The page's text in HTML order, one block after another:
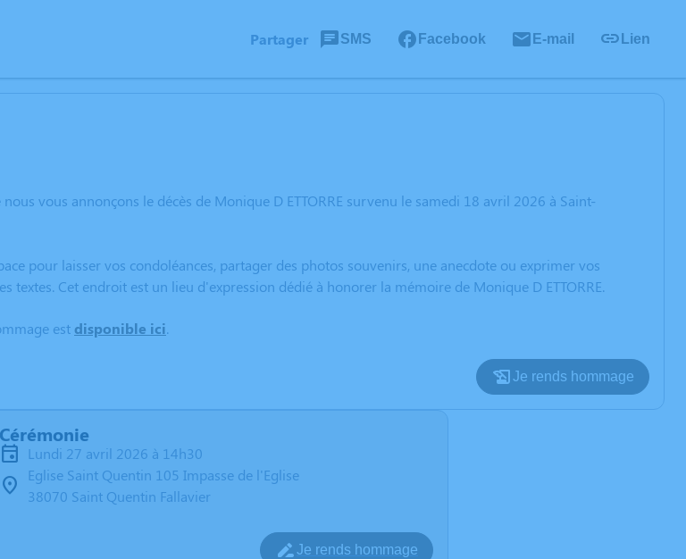
Partager SMS Facebook E-mail Lien
vous annonçons le décès de Monique D ETTORRE survenu le samedi 18 avril 2026 à Saint-
pour laisser vos condoléances, partager des photos souvenirs, une anecdote ou exprimer vos
textes. Cet endroit est un lieu d'expression dédié à honorer la mémoire de Monique D ETTORRE.
est disponible ici.
Je rends hommage
Cérémonie
lundi 27 avril 2026 à 14h30
Eglise Saint Quentin 105 Impasse de l'Eglise
38070 Saint Quentin Fallavier
Je rends hommage